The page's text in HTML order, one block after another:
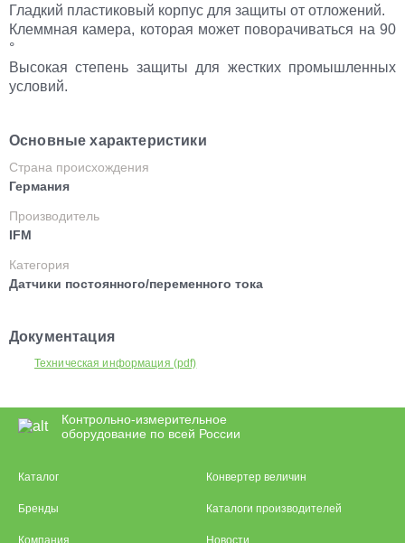
Гладкий пластиковый корпус для защиты от отложений.
Клеммная камера, которая может поворачиваться на 90
°
Высокая степень защиты для жестких промышленных
условий.
Основные характеристики
Страна происхождения
Германия
Производитель
IFM
Категория
Датчики постоянного/переменного тока
Документация
Техническая информация (pdf)
Контрольно-измерительное
оборудование по всей России
Каталог
Бренды
Компания
Конвертер величин
Каталоги производителей
Новости